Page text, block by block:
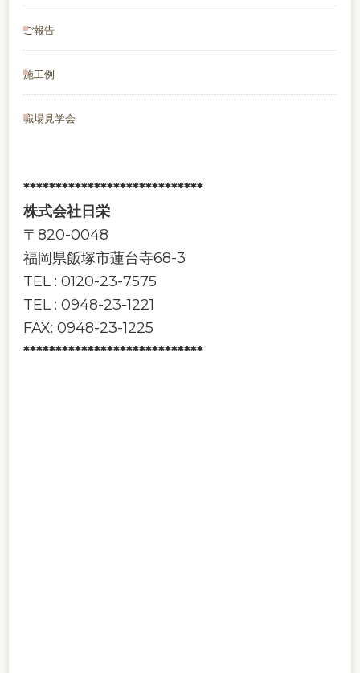
ご報告
施工例
職場見学会
****************************
株式会社日栄
〒820-0048
福岡県飯塚市蓮台寺68-3
TEL : 0120-23-7575
TEL : 0948-23-1221
FAX: 0948-23-1225
****************************